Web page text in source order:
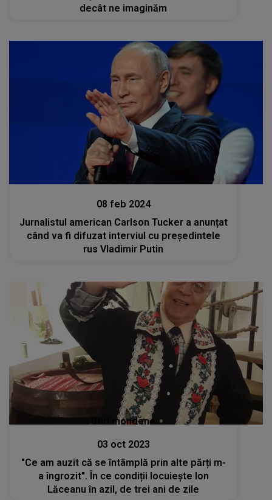
decât ne imaginăm
08 feb 2024
Jurnalistul american Carlson Tucker a anunțat
când va fi difuzat interviul cu preşedintele
rus Vladimir Putin
Stiri mondene
03 oct 2023
"Ce am auzit că se întâmplă prin alte părți m-
a îngrozit". În ce condiții locuiește Ion
Lăceanu în azil, de trei ani de zile